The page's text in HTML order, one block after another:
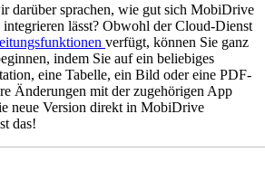
darüber sprachen, wie gut sich MobiDrive
integrieren lässt? Obwohl der Cloud-Dienst
verfügt, können Sie ganz
indem Sie auf ein beliebiges
eine Tabelle, ein Bild oder eine PDF-
Änderungen mit der zugehörigen App
neue Version direkt in MobiDrive
das!